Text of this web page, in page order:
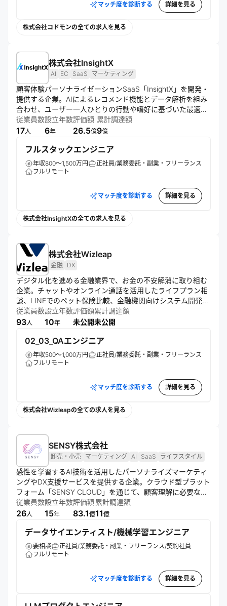
マッチ度を診断する 詳細を見る
株式会社コドモンの全ての求人を見る
株式会社InsightX
AI EC SaaS マーケティング
顧客体験パーソナライゼーションSaaS「InsightX」を開発・
提供する企業。AIによるレコメンド機能とデータ解析を組み
合わせ、ユーザー一人ひとりの行動や嗜好に基づいた最適な
体験を自動生成する。ECやサービス業を中心に、購買・閲覧
体験を高度化し、顧客満足度やLTV向上に貢献。データとテ
る仕組みを創出している。
従業員数
17人
設立年数
6年
評価額
26.5億
累計調達額
9億
フルスタックエンジニア
年収800～1,500万円
正社員/業務委託・副業・フリーランス
フルリモート
マッチ度を診断する 詳細を見る
株式会社InsightXの全ての求人を見る
株式会社Wizleap
金融 DX
デジタル化を進める金融業界で、お金の不安解消に取り組む
企業。チャットやオンライン通話を活用したライフプラン相
談、LINEでのペット保険比較、金融機関向けシステム開発な
どを展開。フルリモートワークを採用し、ソフトウェアの力
でお金の意思決定をサポートする。
従業員数
93人
設立年数
10年
評価額
未公開
累計調達額
未公開
02_03_QAエンジニア
年収500～1,000万円
正社員/業務委託・副業・フリーランス
フルリモート
マッチ度を診断する 詳細を見る
株式会社Wizleapの全ての求人を見る
SENSY株式会社
卸売・小売 マーケティング AI SaaS ライフスタイル
感性を学習するAI技術を活用したパーソナライズマーケティ
ングやDX支援サービスを提供する企業。クラウド型プラット
フォーム「SENSY CLOUD」を通じて、顧客理解に必要なデ
ータやAIモデルを提供し、企業のマーケティング活動や業務
のデジタル化を支援。感性を学習・デジタル化する独自技術
する社会の実現に貢献している。
従業員数
26人
設立年数
15年
評価額
83.1億
累計調達額
11億
データサイエンティスト/機械学習エンジニア
要相談
正社員/業務委託・副業・フリーランス/契約社員
フルリモート
マッチ度を診断する 詳細を見る